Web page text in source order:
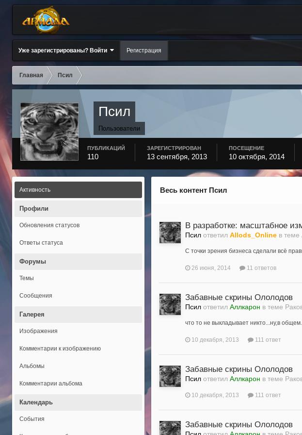
Уже зарегистрированы? Войти Регистрация
Главная Псил
Псил
Пользователи
ПУБЛИКАЦИЙ
110
ЗАРЕГИСТРИРОВАН
13 сентября, 2013
ПОСЕЩЕНИЕ
10 октября, 2014
Активность
Профили
Обновления статусов
Ответы статуса
Форумы
Темы
Сообщения
Галерея
Изображения
Комментарии к изображению
Альбомы
Комментарии альбома
Календарь
События
Весь контент Псил
В разработке: масштабное
Псил ответил Allods_Online в теме
С точки зрения бизнеса сделали всё
26 июня, 2014 11 ответов
Забавные скрины Ололодов
Псил ответил Аллкарон в теме
что то не выкладывает никто...ну,в
10 декабря, 2013 111 ответ
Забавные скрины Ололодов
Псил ответил Аллкарон в теме
10 декабря, 2013 111 ответ
Забавные скрины Ололодов